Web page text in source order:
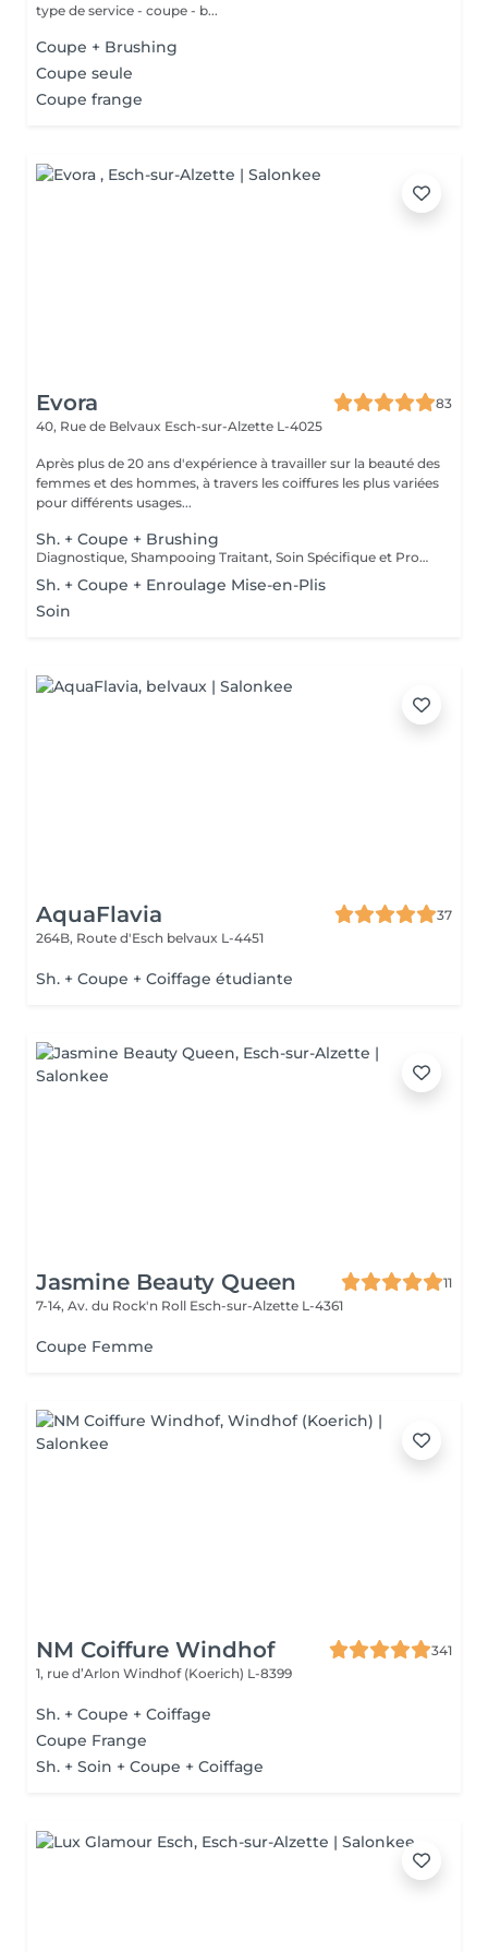
type de service - coupe - b...
Coupe + Brushing
Coupe seule
Coupe frange
Evora
83
40, Rue de Belvaux Esch-sur-Alzette L-4025
Après plus de 20 ans d'expérience à travailler sur la beauté des
femmes et des hommes, à travers les coiffures les plus variées
pour différents usages...
Sh. + Coupe + Brushing
Diagnostique, Shampooing Traitant, Soin Spécifique et Produits Coiffants inclus
Sh. + Coupe + Enroulage Mise-en-Plis
Soin
AquaFlavia
37
264B, Route d'Esch belvaux L-4451
Sh. + Coupe + Coiffage étudiante
Jasmine Beauty Queen
11
7-14, Av. du Rock'n Roll Esch-sur-Alzette L-4361
Coupe Femme
NM Coiffure Windhof
341
1, rue d’Arlon Windhof (Koerich) L-8399
Sh. + Coupe + Coiffage
Coupe Frange
Sh. + Soin + Coupe + Coiffage